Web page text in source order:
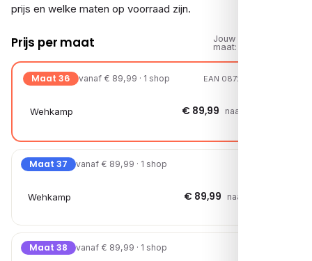
prijs en welke maten op voorraad zijn.
Prijs per maat
Jouw
maat:
Maat 36 vanaf € 89,99 · 1 shop EAN 08721108058176
Wehkamp € 89,99 naar shop →
Maat 37 vanaf € 89,99 · 1 shop
Wehkamp € 89,99 naar shop →
Maat 38 vanaf € 89,99 · 1 shop